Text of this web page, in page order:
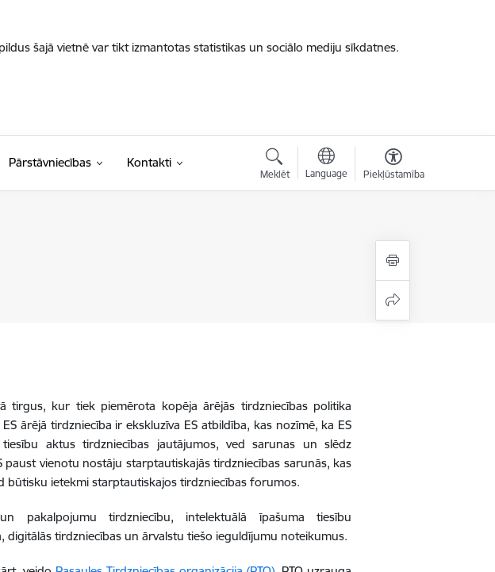
šajā vietnē var tikt izmantotas statistikas un sociālo mediju sīkdatnes.
Pārstāvniecības Kontakti
Meklēt Language Piekļūstamība
tirgus, kur tiek piemērota kopēja ārējās tirdzniecības politika
ārējā tirdzniecība ir ekskluzīva ES atbildība, kas nozīmē, ka ES
aktus tirdzniecības jautājumos, ved sarunas un slēdz
vienotu nostāju starptautiskajās tirdzniecības sarunās, kas
būtisku ietekmi starptautiskajos tirdzniecības forumos.
pakalpojumu tirdzniecību, intelektuālā īpašuma tiesību
tirdzniecības un ārvalstu tiešo ieguldījumu noteikumus.